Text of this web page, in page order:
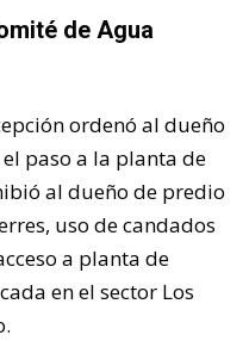
de Agua
ordenó al dueño
paso a la planta de
al dueño de predio
uso de candados
a planta de
en el sector Los